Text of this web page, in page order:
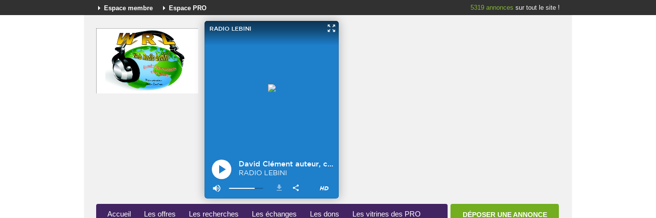
Espace membre Espace PRO 5319 annonces sur tout le site !
Accueil Les offres Les recherches Les échanges Les dons Les vitrines des PRO DÉPOSER UNE ANNONCE